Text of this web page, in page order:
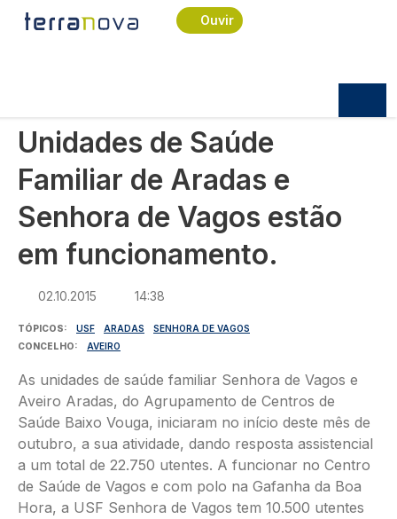
Passar para o conteúdo principal
Ouvir
Navegação estrutural
Início
Sociedade
Unidades de Saúde Familiar de Aradas e Senhora
Unidades de Saúde
Familiar de Aradas e
Senhora de Vagos estão
em funcionamento.
02.10.2015 14:38
TÓPICOS USF ARADAS
SENHORA DE VAGOS
CONCELHO
AVEIRO
As unidades de saúde familiar Senhora de Vagos e
Aveiro Aradas, do Agrupamento de Centros de
Saúde Baixo Vouga, iniciaram no início deste mês de
outubro, a sua atividade, dando resposta assistencial
a um total de 22.750 utentes. A funcionar no Centro
de Saúde de Vagos e com polo na Gafanha da Boa
Hora, a USF Senhora de Vagos tem 10.500 utentes